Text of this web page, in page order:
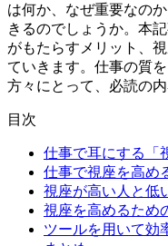
は何か、なぜ重要なの
きるのでしょうか。本
がもたらすメリット、
ていきます。仕事の質
方々にとって、必読の
目次
仕事で耳にする「
仕事で視座を高め
視座が高い人と低
視座を高めるため
ツールを用いて効